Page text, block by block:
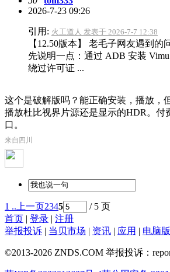
2026-7-23 09:26
引用: 火工道人 发表于 2026-7-7 12:38
【12.50版本】 老毛子网友遇到的
先说明一点：通过 ADB 安装
绕过许可证 ...
这个是破解版吗？能正确安装，播放，
播放杜比视界片源还是显示的HDR。付
口。
来自四川
1 .. 上一页2345
/ 5 页
首页 | 登录 | 注册
举报投诉 | 当贝市场 | 资讯 | 应用 | 电脑版
©2013-2026 ZNDS.COM 举报投诉：